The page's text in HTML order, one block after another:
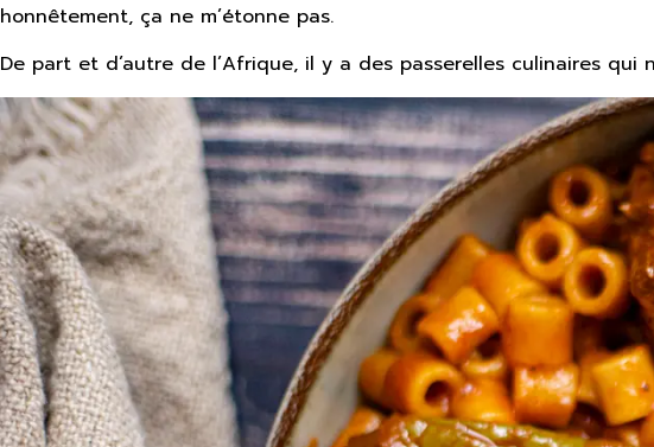
honnêtement, ça ne m’étonne pas.
De part et d’autre de l’Afrique, il y a des passerelles culinaires